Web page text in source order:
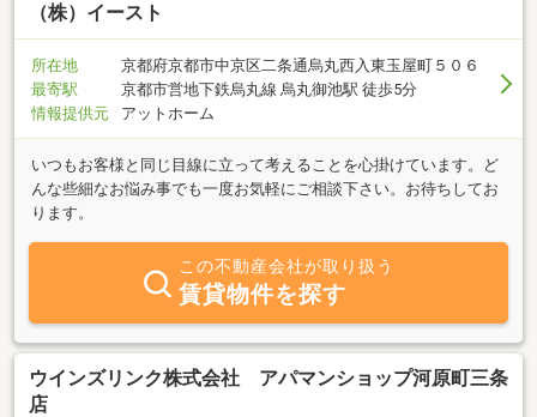
（株）イースト
所在地
京都府京都市中京区二条通烏丸西入東玉屋町５０６
最寄駅
京都市営地下鉄烏丸線 烏丸御池駅 徒歩5分
情報提供元
アットホーム
いつもお客様と同じ目線に立って考えることを心掛けています。ど
んな些細なお悩み事でも一度お気軽にご相談下さい。お待ちしてお
ります。
この不動産会社が取り扱う
賃貸物件を探す
ウインズリンク株式会社 アパマンショップ河原町三条
店